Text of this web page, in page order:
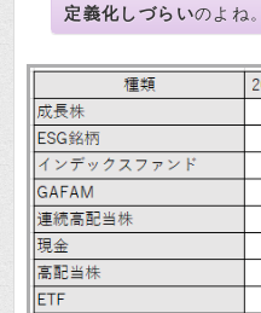
定義化しづらいのよね。